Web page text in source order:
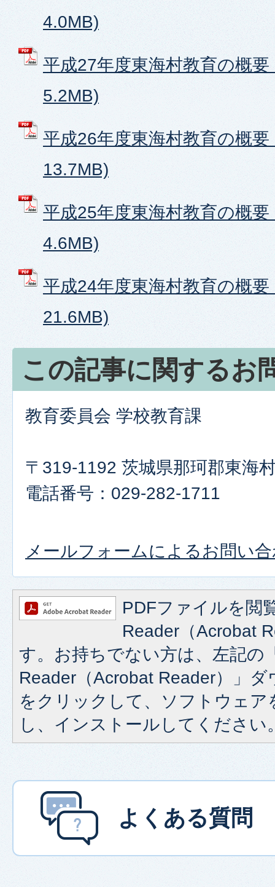
4.0MB)
平成27年度東海村教育の概
5.2MB)
平成26年度東海村教育の概
13.7MB)
平成25年度東海村教育の概
4.6MB)
平成24年度東海村教育の概
21.6MB)
この記事に関するお
教育委員会 学校教育課
〒319-1192 茨城県那珂郡東海
電話番号：029-282-1711
メールフォームによるお問い
PDFファイルを閲
Reader（Acrobat
す。お持ちでない方は、左記の
Reader（Acrobat Reader）」
をクリックして、ソフトウェア
し、インストールしてください
よくある質問